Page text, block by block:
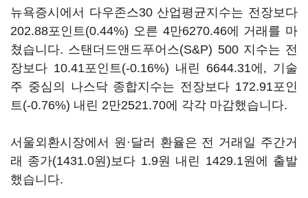
뉴욕증시에서 다우존스30 산업평균지수는 전장보다
202.88포인트(0.44%) 오른 4만6270.46에 거래를 마
쳤습니다. 스탠더드앤드푸어스(S&P) 500 지수는 전
장보다 10.41포인트(-0.16%) 내린 6644.31에, 기술
주 중심의 나스닥 종합지수는 전장보다 172.91포인
트(-0.76%) 내린 2만2521.70에 각각 마감했습니다.
서울외환시장에서 원·달러 환율은 전 거래일 주간거
래 종가(1431.0원)보다 1.9원 내린 1429.1원에 출발
했습니다.